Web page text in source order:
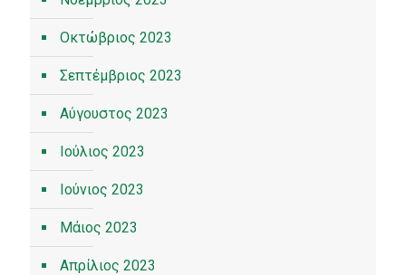
Οκτώβριος 2023
Σεπτέμβριος 2023
Αύγουστος 2023
Ιούλιος 2023
Ιούνιος 2023
Μάιος 2023
Απρίλιος 2023